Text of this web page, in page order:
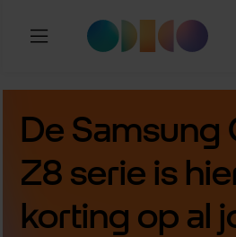
Ga naar de hoofdinhoud
De Samsung
Z8 serie is
korting op al